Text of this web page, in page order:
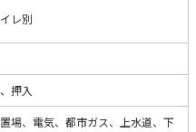
レ別
押入
場、電気、都市ガス、上水道、下